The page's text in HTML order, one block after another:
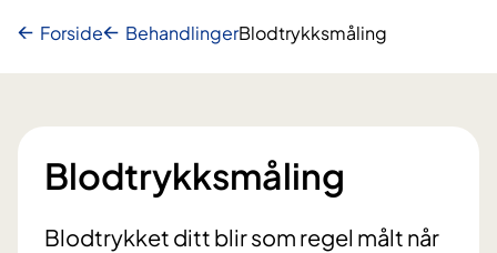
Forside BehandlingerBlodtrykksmåling
Blodtrykksmåling
Blodtrykket ditt blir som regel målt når